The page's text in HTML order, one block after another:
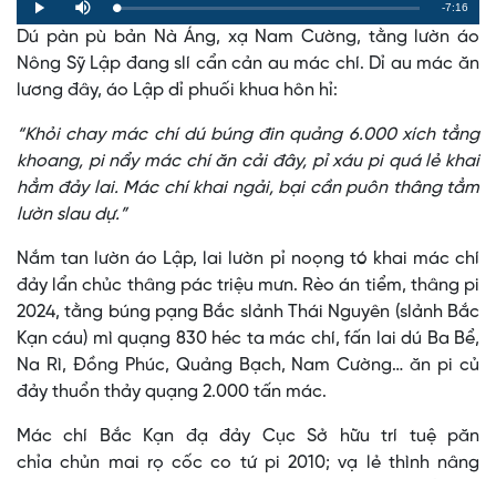
Play Mute Loaded:
0%
Progress:
0%
Remaining
Time
-7:16
Dú pàn pù bản Nà Áng, xạ Nam Cường, tằng lườn áo
Nông Sỹ Lập đang slí cẩn cản au mác chí. Dỉ au mác ăn
lương đây, áo Lập dỉ phuối khua hôn hỉ:
“Khỏi chay mác chí dú búng đin quảng 6.000 xích tẳng
khoang, pi nẩy mác chí ăn cải đây, pỉ xáu pi quá lẻ khai
hẳm đảy lai. Mác chí khai ngải, bại cần puôn thâng tẳm
lườn slau dự.”
Nắm tan lườn áo Lập, lai lườn pỉ noọng tó khai mác chí
đảy lẩn chủc thâng pác triệu mưn. Rèo án tiểm, thâng pi
2024, tằng búng pạng Bắc slảnh Thái Nguyên (slảnh Bắc
Kạn cáu) mì quạng 830 héc ta mác chí, fấn lai dú Ba Bể,
Na Rì, Đồng Phúc, Quảng Bạch, Nam Cường… ăn pi củ
đảy thuổn thảy quạng 2.000 tấn mác.
Mác chí Bắc Kạn đạ đảy Cục Sở hữu trí tuệ păn
chỉa chủn mai rọ cốc co tứ pi 2010; vạ lẻ thình nâng